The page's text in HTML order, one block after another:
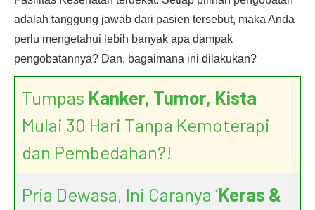
adalah tanggung jawab dari pasien tersebut, maka Anda
perlu mengetahui lebih banyak apa dampak
pengobatannya? Dan, bagaimana ini dilakukan?
Tumpas Kanker, Tumor, Kista
Mulai 30 Hari Tanpa Kemoterapi
dan Pembedahan?!
Pria Dewasa, Ini Caranya ‘Keras &